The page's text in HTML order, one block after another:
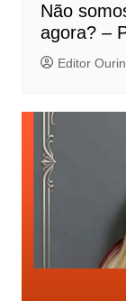
Não
agora? –
Editor